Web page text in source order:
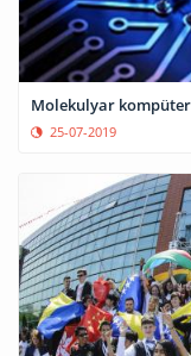
Molekulyar
25-07-2019